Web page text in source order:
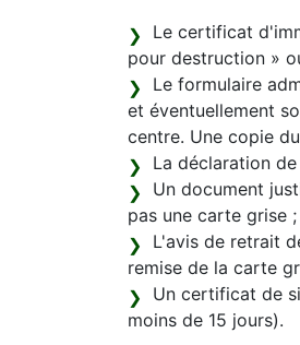
Le certificat
pour destruction »
Le formulaire
et éventuellement
centre. Une copie
La déclaration
Un document
pas une carte grise ;
L'avis de retrait
remise de la carte
Un certificat de
moins de 15 jours).